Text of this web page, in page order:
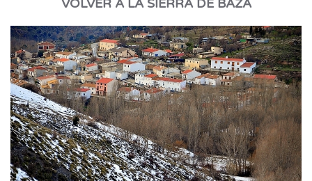
VOLVER A LA SIERRA DE BAZA